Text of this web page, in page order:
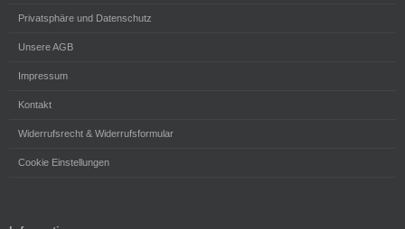
Privatsphäre und Datenschutz
Unsere AGB
Impressum
Kontakt
Widerrufsrecht & Widerrufsformular
Cookie Einstellungen